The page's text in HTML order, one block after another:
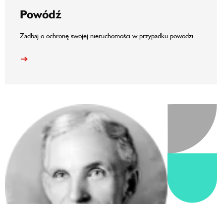
Powódź
Zadbaj o ochronę swojej nieruchomości w przypadku powodzi.